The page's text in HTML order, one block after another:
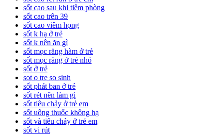
sốt cao sau khi tiêm phòng
sốt cao trên 39
sốt cao viêm họng
sốt k hạ ở trẻ
sốt k nên ăn gì
sốt mọc răng hàm ở trẻ
sốt mọc răng ở trẻ nhỏ
sốt ở trẻ
sot o tre so sinh
sốt phát ban ở trẻ
sốt rét nên làm gì
sốt tiêu chảy ở trẻ em
sốt uống thuốc không hạ
sốt và tiêu chảy ở trẻ em
sốt vi rút